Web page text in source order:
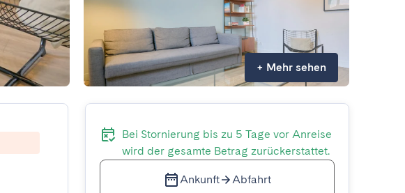
+ Mehr sehen
Bei Stornierung bis zu 5 Tage vor Anreise
wird der gesamte Betrag zurückerstattet.
Ankunft Abfahrt